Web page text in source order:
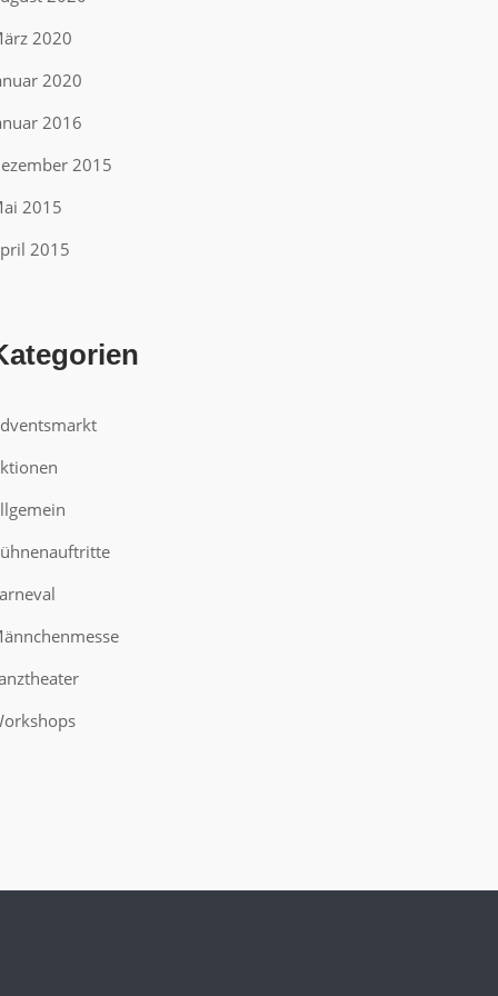
2020
2020
2016
2015
2015
2015